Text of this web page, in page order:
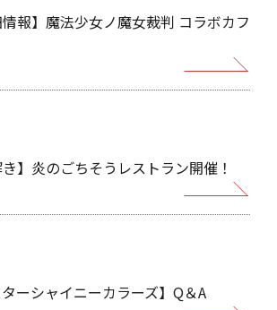
情報】魔法少女ノ魔女裁判 コラボカフ
き】炎のごちそうレストラン開催！
ターシャイニーカラーズ】Q＆A